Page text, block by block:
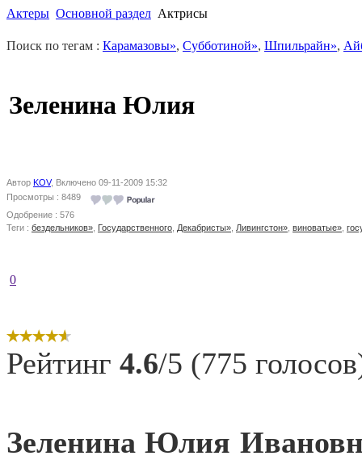
Актеры Основной раздел Актрисы
Поиск по тегам : Карамазовы», Субботиной», Шпильрайн»,
Зеленина Юлия
Автор KOV, Включено 09-11-2009 15:32
Просмотры : 8489
Одобрение : 576
Теги : бездельников» Государственного Декабристы» Ливингстон» виноватые»
0
Рейтинг 4.6/5 (775
Зеленина Юлия